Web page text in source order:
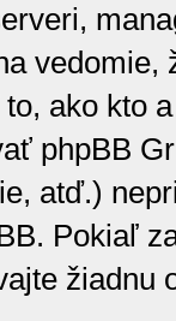
ako kto
phpBB
atď.)
Pokiaľ
žiadnu